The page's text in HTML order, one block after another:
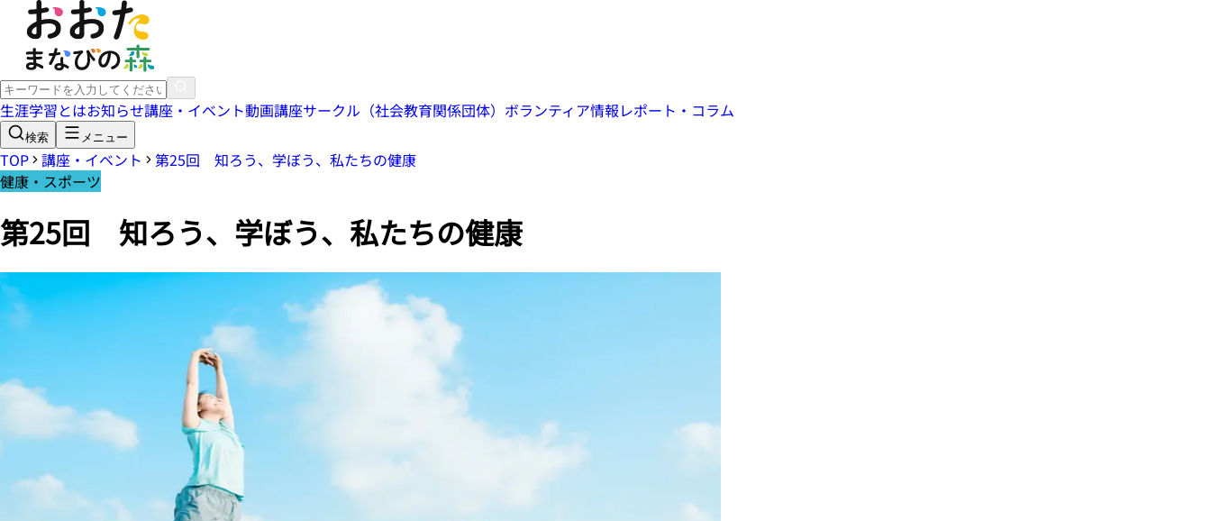
生涯学習とはお知らせ講座・イベント動画講座サークル（社会教育関係団体） ボランティア情報レポート・コラム
検索 メニュー
TOP 講座・イベント
第25回 知ろう、学ぼう、私たちの健康
健康・スポーツ
第25回 知ろう、学ぼう、私たちの健康